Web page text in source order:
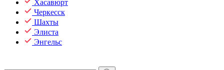
Хасавюрт
Черкесск
Шахты
Элиста
Энгельс